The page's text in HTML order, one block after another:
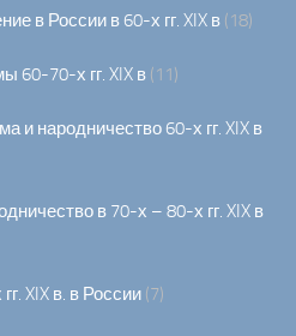
в России в 60-х гг. XIX в (18)
60-70-х гг. XIX в (11)
и народничество 60-х гг. XIX в
в 70-х – 80-х гг. XIX в
XIX в. в России (7)